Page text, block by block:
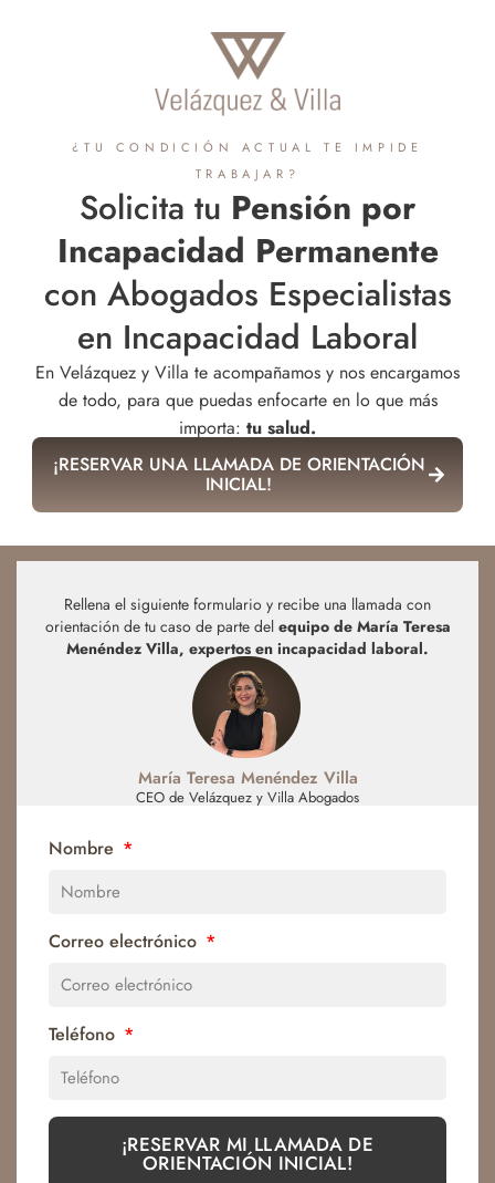
¿TU CONDICIÓN ACTUAL TE IMPIDE
TRABAJAR?
Solicita tu Pensión por
Incapacidad Permanente
con Abogados Especialistas
en Incapacidad Laboral
En Velázquez y Villa te acompañamos y nos encargamos
de todo, para que puedas enfocarte en lo que más
importa: tu salud.
¡RESERVAR UNA LLAMADA DE ORIENTACIÓN
INICIAL!
Rellena el siguiente formulario y recibe una llamada con
orientación de tu caso de parte del equipo de María Teresa
Menéndez Villa, expertos en incapacidad laboral.
María Teresa Menéndez Villa
CEO de Velázquez y Villa Abogados
Nombre
Correo electrónico
Teléfono
¡RESERVAR MI LLAMADA DE
ORIENTACIÓN INICIAL!